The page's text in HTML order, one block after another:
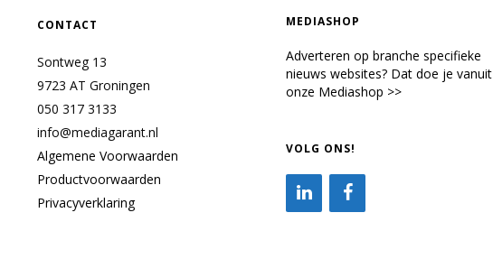
CONTACT
Sontweg 13
9723 AT Groningen
050 317 3133
info@mediagarant.nl
Algemene Voorwaarden
Productvoorwaarden
Privacyverklaring
MEDIASHOP
Adverteren op branche specifieke
nieuws websites? Dat doe je vanuit
onze Mediashop >>
VOLG ONS!